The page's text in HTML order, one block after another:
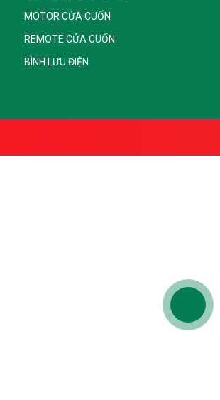
MOTOR CỬA CUỐN
REMOTE CỬA CUỐN
BÌNH LƯU ĐIỆN